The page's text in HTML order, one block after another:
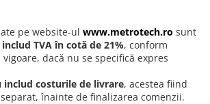
pe website-ul www.metrotech.ro sunt
includ TVA în cotă de 21%, conform
dacă nu se specifică expres
includ costurile de livrare, acestea fiind
înainte de finalizarea comenzii.